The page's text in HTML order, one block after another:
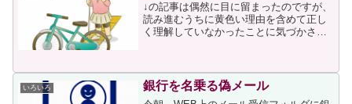
↓の記事は偶然に目に留まったのですが、
読み進むうちに黄色い理由を含めて正し
く理解していなかったことに気づかされ
ブロックを足の裏や 白杖はくじょう の先
で確認しながら歩きま...
いろいろ 銀行を名乗る偽メール